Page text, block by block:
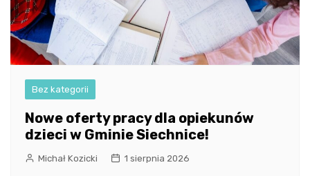
Bez kategorii
Nowe oferty pracy dla opiekunów
dzieci w Gminie Siechnice!
Michał Kozicki 1 sierpnia 2026